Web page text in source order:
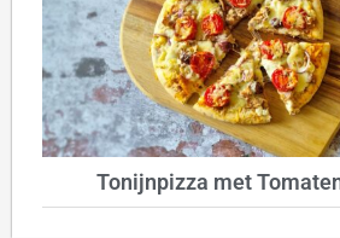
Tonijnpizza met